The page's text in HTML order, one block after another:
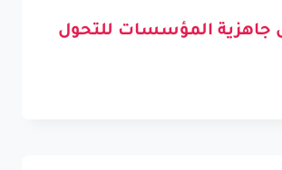
جاهزية المؤسسات للتحول